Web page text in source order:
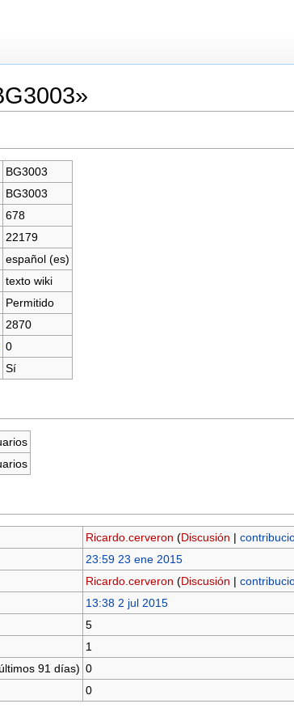
BG3003
BG3003
678
22179
español (es)
texto wiki
Permitido
2870
0
Sí
Ricardo.cerveron (Discusión |
23:59 23 ene 2015
Ricardo.cerveron (Discusión |
13:38 2 jul 2015
5
1
91 días) 0
0